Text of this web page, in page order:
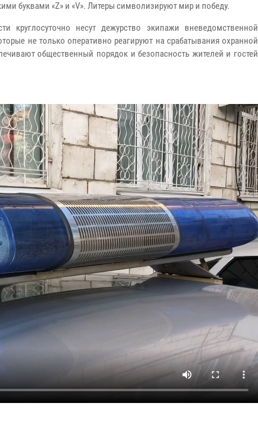
буквами «Z» и «V». Литеры символизируют мир и победу.
круглосуточно несут дежурство экипажи вневедомственной
не только оперативно реагируют на срабатывания охранной
общественный порядок и безопасность жителей и гостей